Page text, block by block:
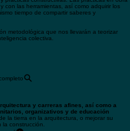
cápsulas de videos para sentar las bases
con sesiones de clases virtuales para
de conceptos y fenómenos físicos del
prácticas constructivas. Las prácticas en obra
con las herramientas, así como adquirir los
tiempo de compartir saberes y
metodológica que nos llevarán a teorizar
colectiva.